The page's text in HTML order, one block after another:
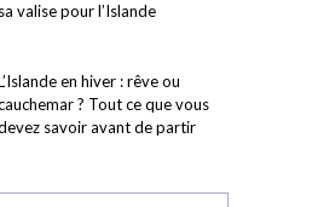
sa valise pour l’Islande
en hiver : rêve ou
? Tout ce que vous
savoir avant de partir